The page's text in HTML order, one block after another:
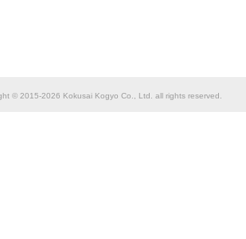
© 2015-2026 Kokusai Kogyo Co., Ltd. all rights reserved.